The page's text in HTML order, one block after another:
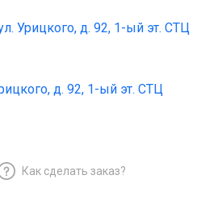
Урицкого, д. 92, 1-ый эт. СТЦ
д. 92, 1-ый эт. СТЦ
Как сделать заказ?